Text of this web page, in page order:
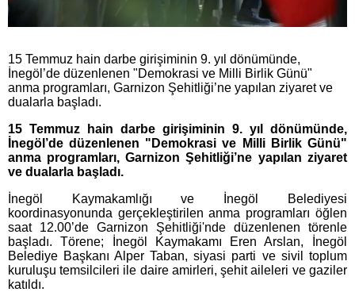
15 Temmuz hain darbe girişiminin 9. yıl dönümünde,
İnegöl’de düzenlenen "Demokrasi ve Milli Birlik Günü"
anma programları, Garnizon Şehitliği’ne yapılan ziyaret ve
dualarla başladı.
15 Temmuz hain darbe girişiminin 9. yıl dönümünde,
İnegöl’de düzenlenen "Demokrasi ve Milli Birlik Günü"
anma programları, Garnizon Şehitliği’ne yapılan ziyaret
ve dualarla başladı.
İnegöl Kaymakamlığı ve İnegöl Belediyesi
koordinasyonunda gerçekleştirilen anma programları öğlen
saat 12.00’de Garnizon Şehitliği'nde düzenlenen törenle
başladı. Törene; İnegöl Kaymakamı Eren Arslan, İnegöl
Belediye Başkanı Alper Taban, siyasi parti ve sivil toplum
kuruluşu temsilcileri ile daire amirleri, şehit aileleri ve gaziler
katıldı.